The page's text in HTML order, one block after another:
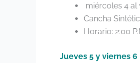
miércoles 4 al
Cancha
Horario: 2:00
Jueves 5 y viernes 6